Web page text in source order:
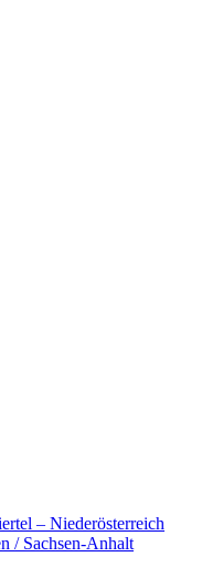
– Niederösterreich
/ Sachsen-Anhalt